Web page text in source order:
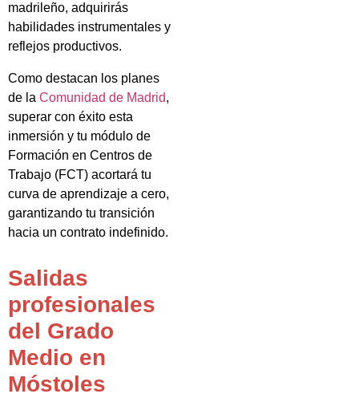
madrileño, adquirirás
habilidades instrumentales y
reflejos productivos.
Como destacan los planes
de la Comunidad de Madrid,
superar con éxito esta
inmersión y tu módulo de
Formación en Centros de
Trabajo (FCT) acortará tu
curva de aprendizaje a cero,
garantizando tu transición
hacia un contrato indefinido.
Salidas
profesionales
del Grado
Medio en
Móstoles